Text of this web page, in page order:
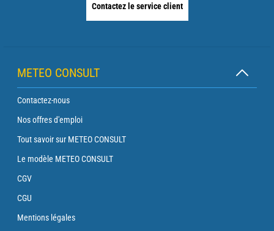
Contactez le service client
METEO CONSULT
Contactez-nous
Nos offres d'emploi
Tout savoir sur METEO CONSULT
Le modèle METEO CONSULT
CGV
CGU
Mentions légales